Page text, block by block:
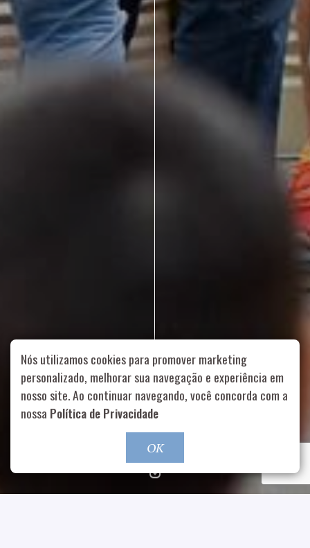
Rua Aurélia, 1714 – Vila Romana, São Paulo – SP
99178-5848
| contato@nucleofood.com
Role para continar
Nós utilizamos cookies para promover marketing
personalizado, melhorar sua navegação e experiência em
nosso site. Ao continuar navegando, você concorda com a
nossa Política de Privacidade
OK